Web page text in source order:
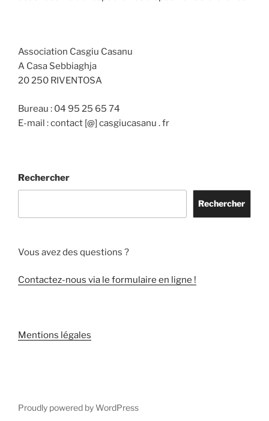
Association Casgiu Casanu
A Casa Sebbiaghja
20 250 RIVENTOSA
Bureau : 04 95 25 65 74
E-mail : contact [@] casgiucasanu . fr
Rechercher
Rechercher
Vous avez des questions ?
Contactez-nous via le formulaire en ligne !
Mentions légales
Proudly powered by WordPress